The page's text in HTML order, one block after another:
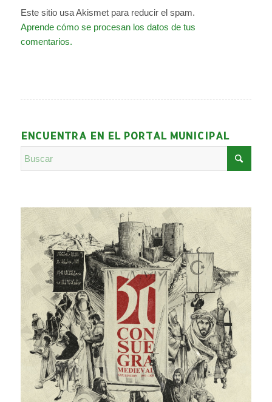
Este sitio usa Akismet para reducir el spam.
Aprende cómo se procesan los datos de tus
comentarios.
ENCUENTRA EN EL PORTAL MUNICIPAL